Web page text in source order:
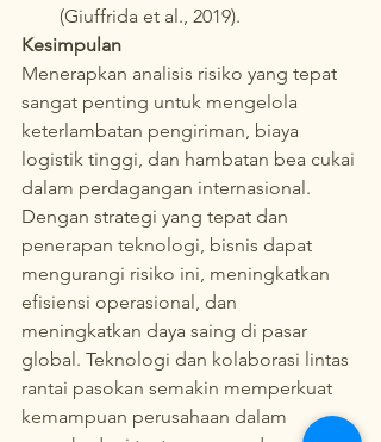
(Giuffrida et al., 2019).
Kesimpulan
Menerapkan analisis risiko yang tepat
sangat penting untuk mengelola
keterlambatan pengiriman, biaya
logistik tinggi, dan hambatan bea cukai
dalam perdagangan internasional.
Dengan strategi yang tepat dan
penerapan teknologi, bisnis dapat
mengurangi risiko ini, meningkatkan
efisiensi operasional, dan
meningkatkan daya saing di pasar
global. Teknologi dan kolaborasi lintas
rantai pasokan semakin memperkuat
kemampuan perusahaan dalam